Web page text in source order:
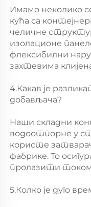
Имамо неколико
кућа са
челичне
изолационе
флексибилни
захтевима
4.Какав је
добављача?
Наши складни
водоотпорне у
користе
фабрике. То
пролазити
5.Колко је дуго